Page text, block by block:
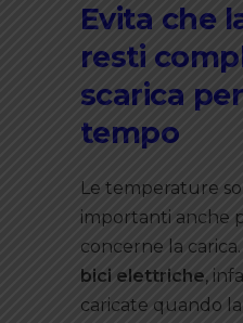
Evita che
resti
scarica
tempo
Le temperature
importanti anche
concerne la carica.
bici elettriche,
caricate quando